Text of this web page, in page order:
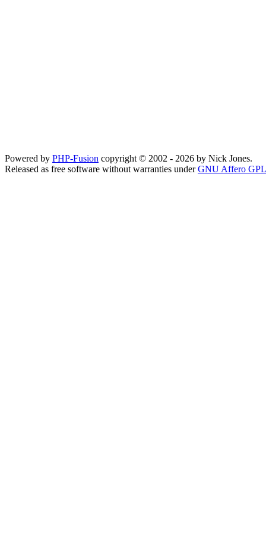
Powered by PHP-Fusion copyright © 2002 - 2026 by Nick Jones.
Released as free software without warranties underGNU Affero GPL